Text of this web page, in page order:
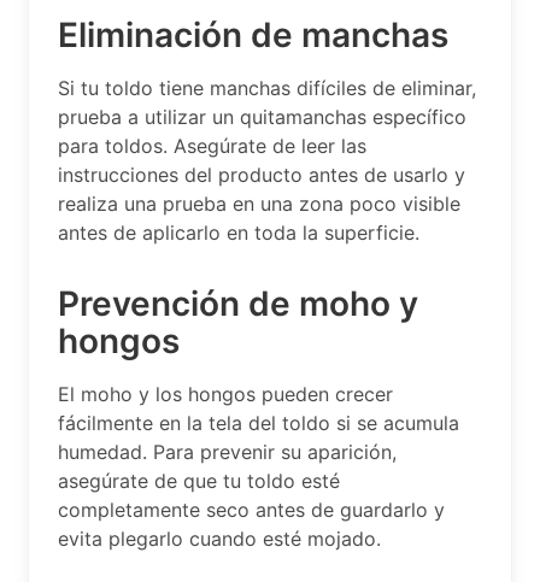
Eliminación de manchas
Si tu toldo tiene manchas difíciles de eliminar,
prueba a utilizar un quitamanchas específico
para toldos. Asegúrate de leer las
instrucciones del producto antes de usarlo y
realiza una prueba en una zona poco visible
antes de aplicarlo en toda la superficie.
Prevención de moho y
hongos
El moho y los hongos pueden crecer
fácilmente en la tela del toldo si se acumula
humedad. Para prevenir su aparición,
asegúrate de que tu toldo esté
completamente seco antes de guardarlo y
evita plegarlo cuando esté mojado.